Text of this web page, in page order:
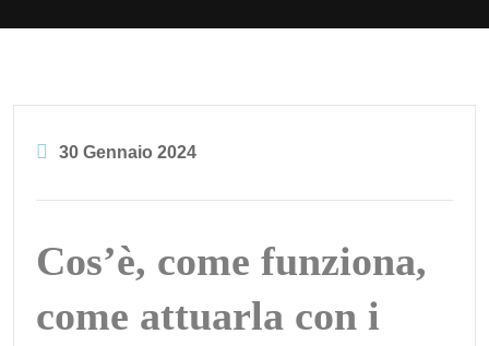
30 Gennaio 2024
Cos’è, come funziona,
come attuarla con i